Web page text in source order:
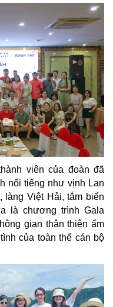
viên của đoàn đã
nổi tiếng như vịnh Lan
làng Việt Hải, tắm biển
là chương trình Gala
gian thân thiện ấm
của toàn thể cán bộ